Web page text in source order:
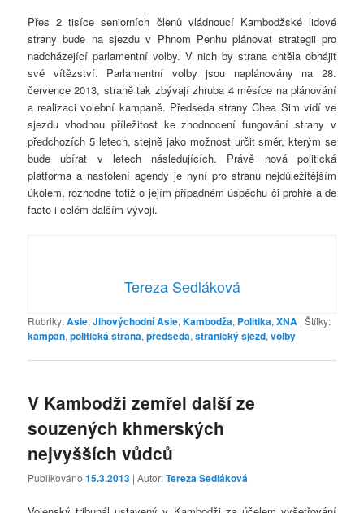
Přes 2 tisíce seniorních členů vládnoucí Kambodžské lidové
strany bude na sjezdu v Phnom Penhu plánovat strategii pro
nadcházející parlamentní volby. V nich by strana chtěla obhájit
své vítězství. Parlamentní volby jsou naplánovány na 28.
července 2013, straně tak zbývají zhruba 4 měsíce na plánování
a realizaci volební kampaně. Předseda strany Chea Sim vidí ve
sjezdu vhodnou příležitost ke zhodnocení fungování strany v
předchozích 5 letech, stejně jako možnost určit směr, kterým se
bude ubírat v letech následujících. Právě nová politická
platforma a nastolení agendy je nyní pro stranu nejdůležitějším
úkolem, rozhodne totiž o jejím případném úspěchu či prohře a de
facto i celém dalším vývoji.
Tereza Sedláková
Rubriky:Asie,Jihovýchodní Asie,Kambodža, Politika,XNA |Štítky:
kampaň,politická strana,předseda,stranický sjezd,volby
V Kambodži zemřel další ze
souzených khmerských
nejvyšších vůdců
Publikováno15.3.2013 | Autor:Tereza Sedláková